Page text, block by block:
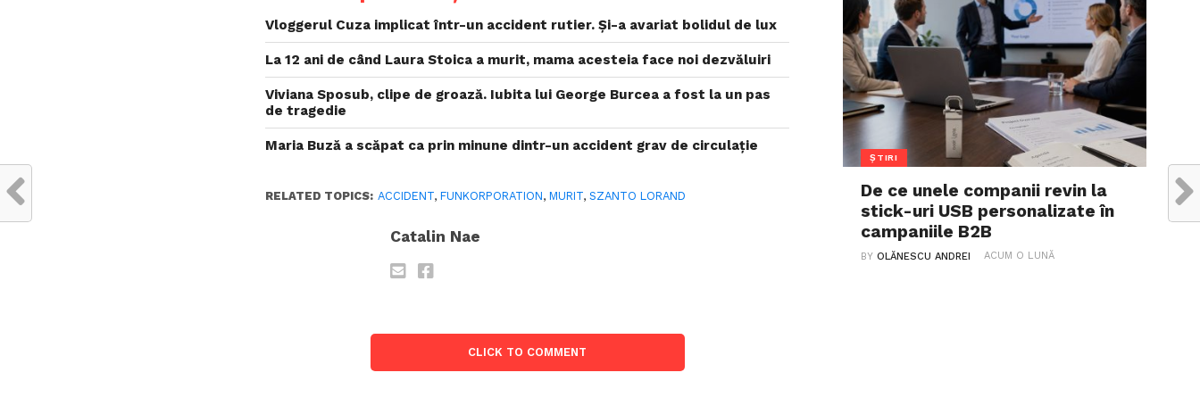
Vloggerul Cuza implicat într-un accident rutier. Și-a avariat bolidul de lux
La 12 ani de când Laura Stoica a murit, mama acesteia face noi dezvăluiri
Viviana Sposub, clipe de groază. Iubita lui George Burcea a fost la un pas
de tragedie
Maria Buză a scăpat ca prin minune dintr-un accident grav de circulație
RELATED TOPICS: ACCIDENT,FUNKORPORATION,MURIT,SZANTO LORAND
Catalin Nae
CLICK TO COMMENT
ȘTIRI
De ce unele companii revin la
stick-uri USB personalizate în
campaniile B2B
BYOLĂNESCU ANDREI ACUM O LUNĂ